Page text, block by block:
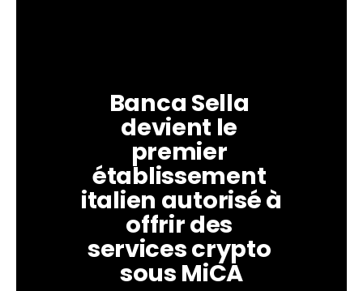
Banca Sella
devient le
premier
établissement
italien autorisé à
offrir des
services crypto
sous MiCA